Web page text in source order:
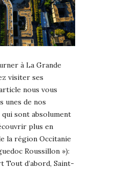
à La Grande
visiter ses
nous vous
unes de nos
sont absolument
plus en
la région Occitanie
Roussillon »):
Tout d’abord, Saint-